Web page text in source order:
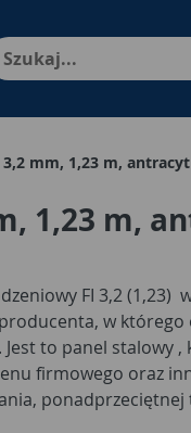
Enter - przejdź
3,2 mm, 1,23 m, antracyt
1,23 m,
FI 3,2 (1,23)
w którego
to panel stalowy ,
firmowego oraz
ponadprzeciętnej
dużym